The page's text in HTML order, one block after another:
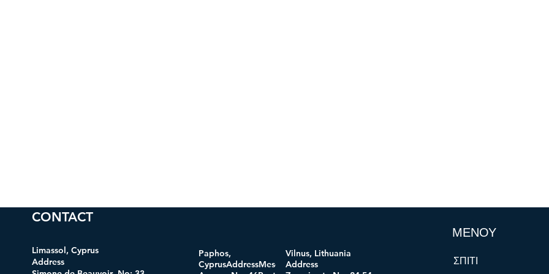
CONTACT
Limassol, Cyprus
Address
Paphos,
CyprusAddressMesogi
ΜΕΝΟΥ
Vilnus, Lithuania
Address
ΣΠΙΤΙ